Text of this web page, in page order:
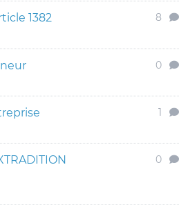
1382 8
0
1
0